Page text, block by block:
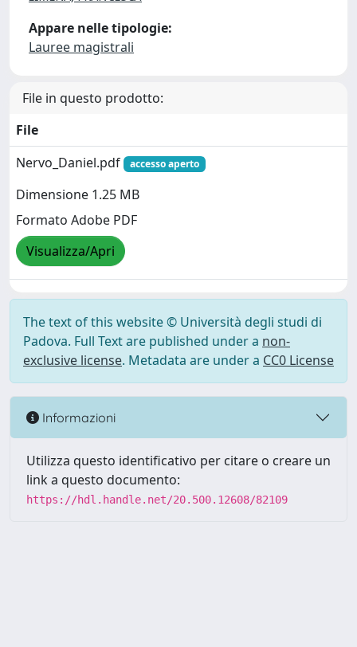
Appare nelle tipologie:
Lauree magistrali
File in questo prodotto:
File
Nervo_Daniel.pdf
accesso aperto
Dimensione 1.25 MB
Formato Adobe PDF
Visualizza/Apri
The text of this website © Università degli studi di
Padova. Full Text are published under a non-
exclusive license. Metadata are under a CC0 License
Informazioni
Utilizza questo identificativo per citare o creare un
link a questo documento:
https://hdl.handle.net/20.500.12608/82109